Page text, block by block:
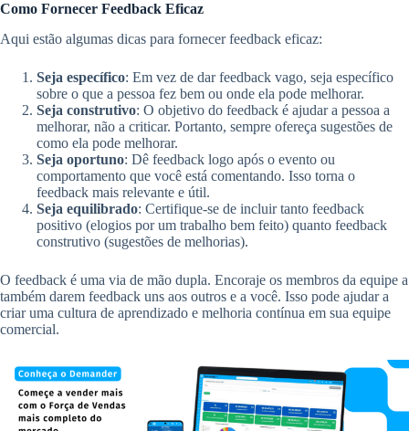
Como Fornecer Feedback Eficaz
Aqui estão algumas dicas para fornecer feedback eficaz:
Seja específico: Em vez de dar feedback vago, seja específico
sobre o que a pessoa fez bem ou onde ela pode melhorar.
Seja construtivo: O objetivo do feedback é ajudar a pessoa a
melhorar, não a criticar. Portanto, sempre ofereça sugestões de
como ela pode melhorar.
Seja oportuno: Dê feedback logo após o evento ou
comportamento que você está comentando. Isso torna o
feedback mais relevante e útil.
Seja equilibrado: Certifique-se de incluir tanto feedback
positivo (elogios por um trabalho bem feito) quanto feedback
construtivo (sugestões de melhorias).
O feedback é uma via de mão dupla. Encoraje os membros da equipe a
também darem feedback uns aos outros e a você. Isso pode ajudar a
criar uma cultura de aprendizado e melhoria contínua em sua equipe
comercial.